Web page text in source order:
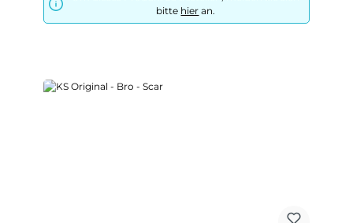
bitte hier an.